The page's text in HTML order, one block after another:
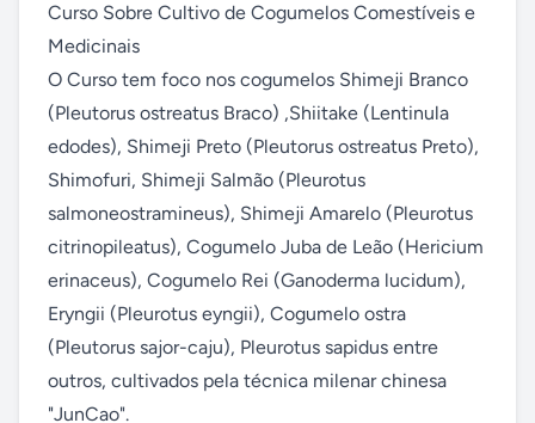
Curso Sobre Cultivo de Cogumelos Comestíveis e
Medicinais
O Curso tem foco nos cogumelos Shimeji Branco
(Pleutorus ostreatus Braco) ,Shiitake (Lentinula
edodes), Shimeji Preto (Pleutorus ostreatus Preto),
Shimofuri, Shimeji Salmão (Pleurotus
salmoneostramineus), Shimeji Amarelo (Pleurotus
citrinopileatus), Cogumelo Juba de Leão (Hericium
erinaceus), Cogumelo Rei (Ganoderma lucidum),
Eryngii (Pleurotus eyngii), Cogumelo ostra
(Pleutorus sajor-caju), Pleurotus sapidus entre
outros, cultivados pela técnica milenar chinesa
"JunCao".